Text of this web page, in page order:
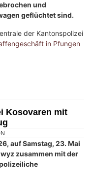
und
geflüchtet sind.
der Kantonspolizei
in Pfungen
Kosovaren mit